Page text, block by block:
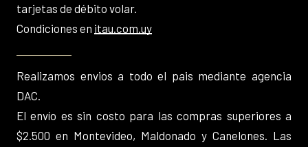
tarjetas de débito volar.
Condiciones en itau.com.uy
Realizamos envios a todo el pais mediante agencia
DAC.
El envío es sin costo para las compras superiores a
$2.500 en Montevideo, Maldonado y Canelones. Las